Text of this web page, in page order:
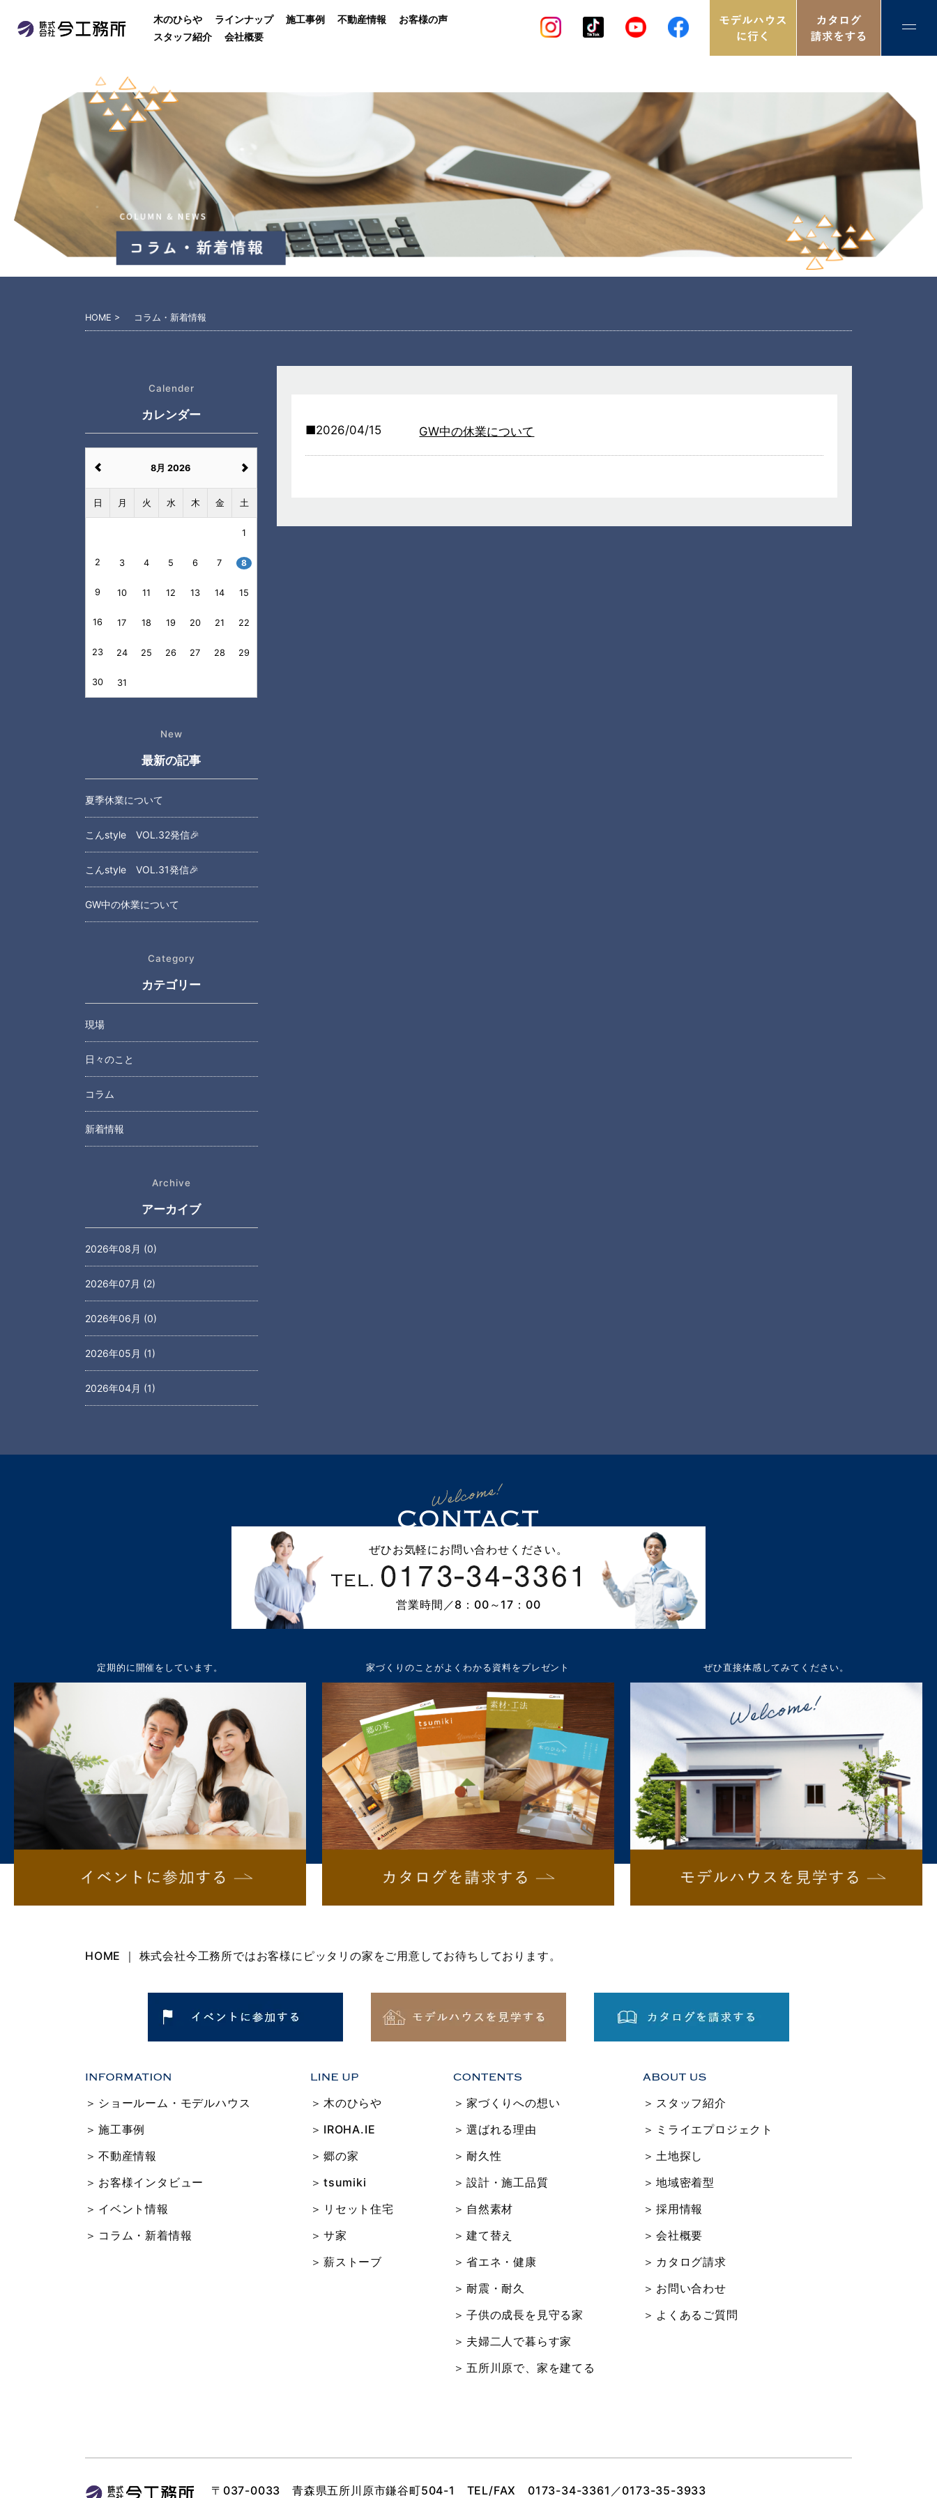
木のひらや ラインナップ 施工事例 不動産情報
お客様の声
スタッフ紹介
会社概要
HOME コラム・新着情報
2026/04/15 GW中の休業について
Calender
カレンダー
8月 2026
日 月 火 水 木 金 土
1
2 3 4 5 6 7 8
9 10 11 12 13 14 15
16 17 18 19 20 21 22
23 24 25 26 27 28 29
30 31
New
最新の記事
夏季休業について
こんstyle VOL.32発信🎉
こんstyle VOL.31発信🎉
GW中の休業について
Category
カテゴリー
現場
日々のこと
コラム
新着情報
Archive
アーカイブ
2026年08月 (0)
2026年07月 (2)
2026年06月 (0)
2026年05月 (1)
2026年04月 (1)
ぜひお気軽にお問い合わせください。
営業時間／8：00～17：00
定期的に開催をしています。 家づくりのことが よくわかる資料をプレゼント ぜひ直接体感してみてください。
HOME ｜ 株式会社今工務所ではお客様にピッタリの家をご用意してお待ちしております。
ショールーム・モデルハウス
施工事例
不動産情報
お客様インタビュー
イベント情報
コラム・新着情報
木のひらや
IROHA.IE
郷の家
tsumiki
リセット住宅
サ家
薪ストーブ
家づくりへの想い
選ばれる理由
耐久性
設計・施工品質
自然素材
建て替え
省エネ・健康
耐震・耐久
子供の成長を見守る家
夫婦二人で暮らす家
五所川原で、家を建てる
スタッフ紹介
ミライエプロジェクト
土地探し
地域密着型
採用情報
会社概要
カタログ請求
お問い合わせ
よくあるご質問
〒037-0033 青森県五所川原市鎌谷町504-1 TEL/FAX 0173-34-3361 ／0173-35-3933